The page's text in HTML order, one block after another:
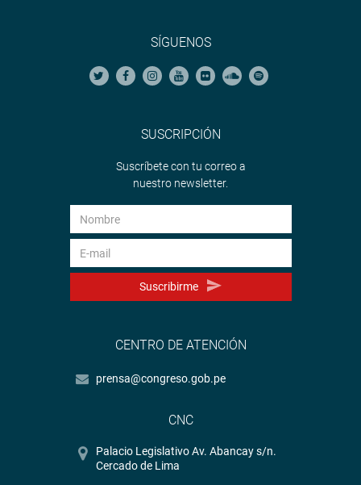
SÍGUENOS
SUSCRIPCIÓN
Suscríbete con tu correo a
nuestro newsletter.
Suscribirme
CENTRO DE ATENCIÓN
prensa@congreso.gob.pe
CNC
Palacio Legislativo Av. Abancay s/n.
Cercado de Lima